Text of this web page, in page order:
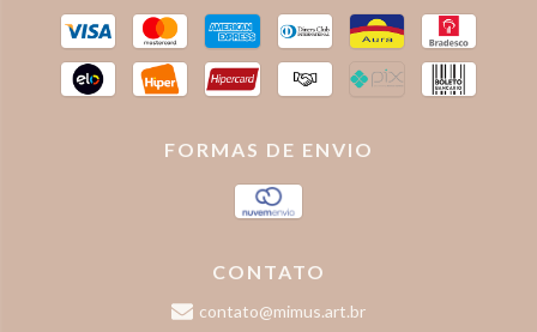
FORMAS DE ENVIO
CONTATO
contato@mimus.art.br